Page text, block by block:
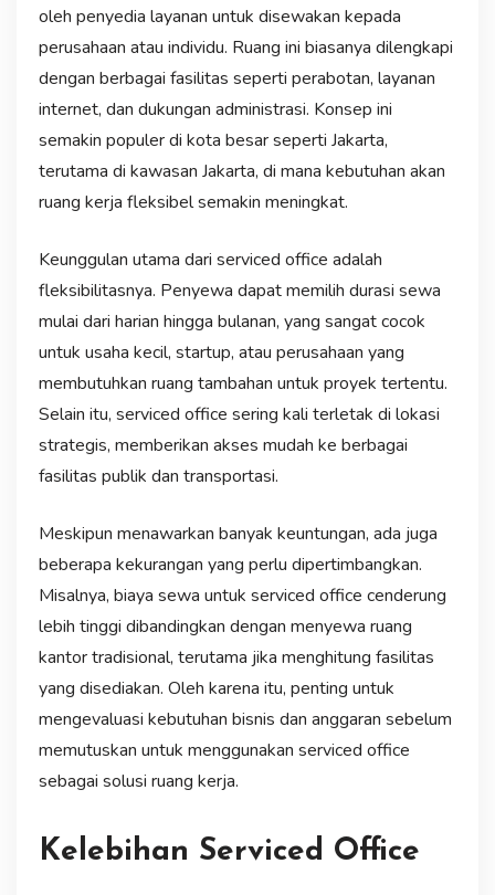
oleh penyedia layanan untuk disewakan kepada
perusahaan atau individu. Ruang ini biasanya dilengkapi
dengan berbagai fasilitas seperti perabotan, layanan
internet, dan dukungan administrasi. Konsep ini
semakin populer di kota besar seperti Jakarta,
terutama di kawasan Jakarta, di mana kebutuhan akan
ruang kerja fleksibel semakin meningkat.
Keunggulan utama dari serviced office adalah
fleksibilitasnya. Penyewa dapat memilih durasi sewa
mulai dari harian hingga bulanan, yang sangat cocok
untuk usaha kecil, startup, atau perusahaan yang
membutuhkan ruang tambahan untuk proyek tertentu.
Selain itu, serviced office sering kali terletak di lokasi
strategis, memberikan akses mudah ke berbagai
fasilitas publik dan transportasi.
Meskipun menawarkan banyak keuntungan, ada juga
beberapa kekurangan yang perlu dipertimbangkan.
Misalnya, biaya sewa untuk serviced office cenderung
lebih tinggi dibandingkan dengan menyewa ruang
kantor tradisional, terutama jika menghitung fasilitas
yang disediakan. Oleh karena itu, penting untuk
mengevaluasi kebutuhan bisnis dan anggaran sebelum
memutuskan untuk menggunakan serviced office
sebagai solusi ruang kerja.
Kelebihan Serviced Office